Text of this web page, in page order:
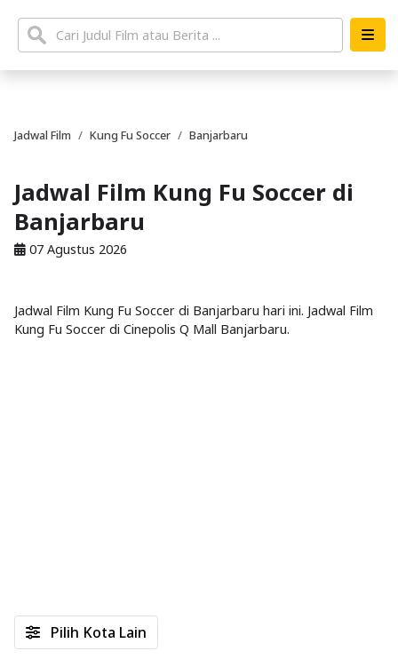
Jadwal Film Kung Fu Soccer Banjarbaru
Jadwal Film Kung Fu Soccer di
Banjarbaru
07 Agustus 2026
Jadwal Film Kung Fu Soccer di Banjarbaru hari ini. Jadwal Film
Kung Fu Soccer di Cinepolis Q Mall Banjarbaru.
Pilih Kota Lain